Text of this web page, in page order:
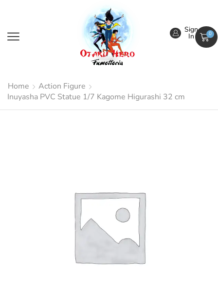
Sign
In 0
Home
Action Figure
Inuyasha PVC Statue 1/7 Kagome Higurashi 32 cm